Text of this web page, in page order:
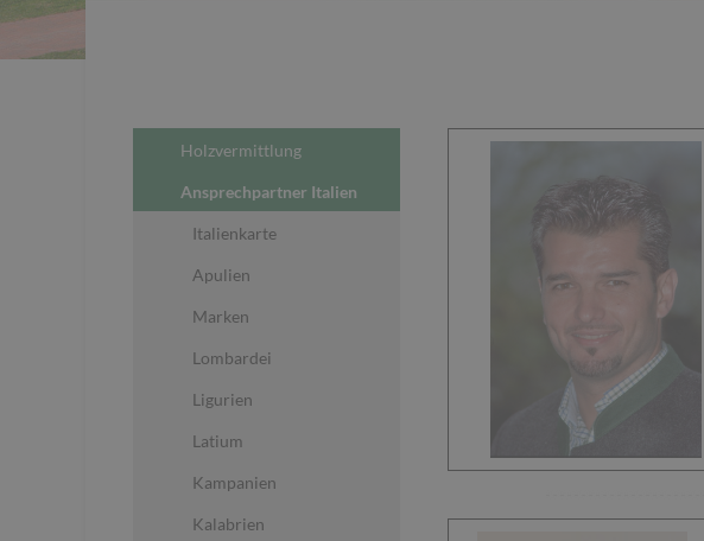
Holzvermittlung
Ansprechpartner Italien
Italienkarte
Apulien
Marken
Lombardei
Ligurien
Latium
Kampanien
Kalabrien